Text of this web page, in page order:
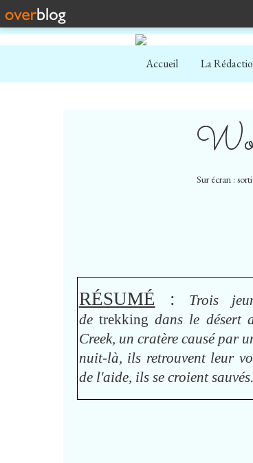
Accueil La
Sur écran :
RÉSUMÉ : Trois
de trekking dans le désert
Creek, un cratère causé par
nuit-là, ils retrouvent leur
de l'aide, ils se croient